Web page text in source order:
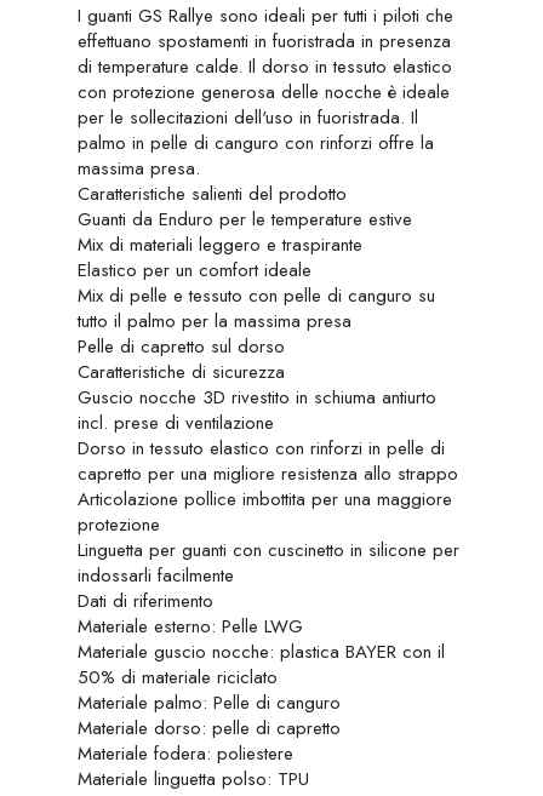
I guanti GS Rallye sono ideali per tutti i piloti che
effettuano spostamenti in fuoristrada in presenza
di temperature calde. Il dorso in tessuto elastico
con protezione generosa delle nocche è ideale
per le sollecitazioni dell'uso in fuoristrada. Il
palmo in pelle di canguro con rinforzi offre la
massima presa.
Caratteristiche salienti del prodotto
Guanti da Enduro per le temperature estive
Mix di materiali leggero e traspirante
Elastico per un comfort ideale
Mix di pelle e tessuto con pelle di canguro su
tutto il palmo per la massima presa
Pelle di capretto sul dorso
Caratteristiche di sicurezza
Guscio nocche 3D rivestito in schiuma antiurto
incl. prese di ventilazione
Dorso in tessuto elastico con rinforzi in pelle di
capretto per una migliore resistenza allo strappo
Articolazione pollice imbottita per una maggiore
protezione
Linguetta per guanti con cuscinetto in silicone per
indossarli facilmente
Dati di riferimento
Materiale esterno: Pelle LWG
Materiale guscio nocche: plastica BAYER con il
50% di materiale riciclato
Materiale palmo: Pelle di canguro
Materiale dorso: pelle di capretto
Materiale fodera: poliestere
Materiale linguetta polso: TPU